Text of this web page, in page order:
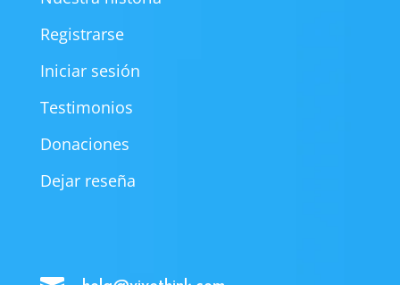
Registrarse
Iniciar sesión
Testimonios
Donaciones
Dejar reseña